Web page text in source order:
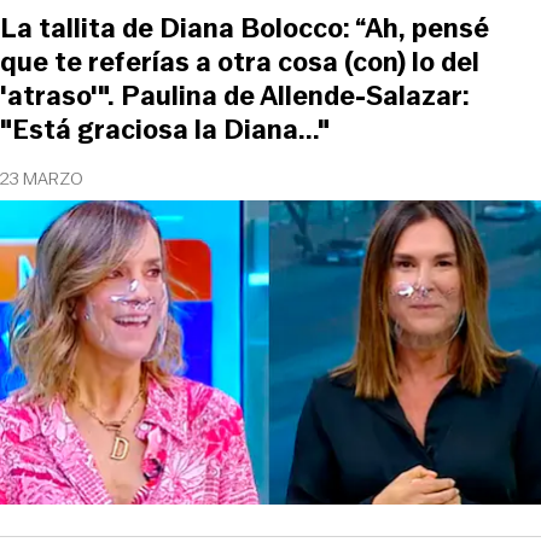
23 MARZO
La tallita de Diana Bolocco: “Ah, pensé
que te referías a otra cosa (con) lo del
'atraso'". Paulina de Allende-Salazar:
"Está graciosa la Diana..."